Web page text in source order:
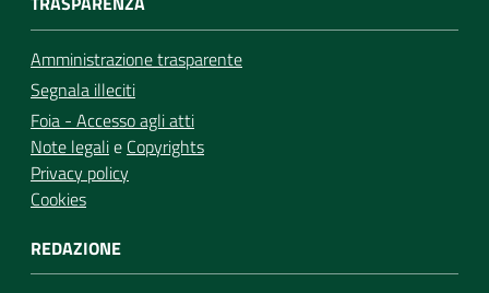
Amministrazione trasparente
Segnala illeciti
Foia - Accesso agli atti
Note legalie Copyrights
Privacy policy
Cookies
REDAZIONE